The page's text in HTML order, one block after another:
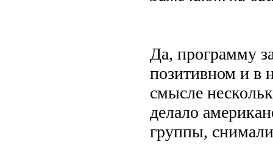
Да, программу
позитивном и в
смысле
делало
группы,